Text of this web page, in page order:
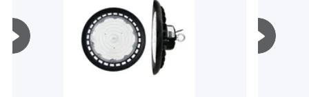
fondamentale, l'énergie de la conservation et protection de
l'environnement en tant que notre propre responsabilité, et
nous efforcer de parvenir à l'entreprise objectif de
"l'éclairage, éclairage de la vie du monde.